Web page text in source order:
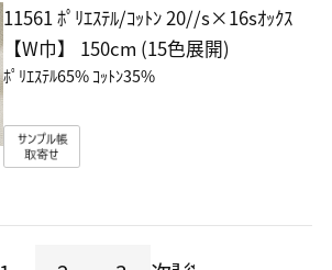
11561 ﾎﾟﾘｴｽﾃﾙ/ｺｯﾄﾝ 20//s×16sｵｯｸｽ
【W巾】 150cm (15色展開)
ﾎﾟﾘｴｽﾃﾙ65% ｺｯﾄﾝ35%